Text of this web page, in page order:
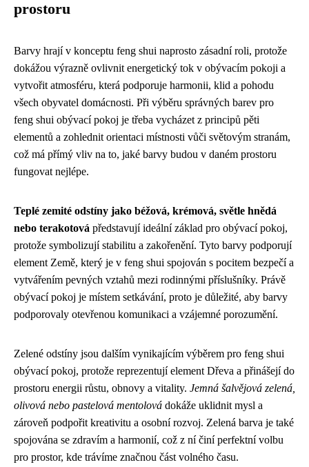
prostoru
Barvy hrají v konceptu feng shui naprosto zásadní roli, protože
dokážou výrazně ovlivnit energetický tok v obývacím pokoji a
vytvořit atmosféru, která podporuje harmonii, klid a pohodu
všech obyvatel domácnosti. Při výběru správných barev pro
feng shui obývací pokoj je třeba vycházet z principů pěti
elementů a zohlednit orientaci místnosti vůči světovým stranám,
což má přímý vliv na to, jaké barvy budou v daném prostoru
fungovat nejlépe.
Teplé zemité odstíny jako béžová, krémová, světle hnědá
nebo terakotová představují ideální základ pro obývací pokoj,
protože symbolizují stabilitu a zakořenění. Tyto barvy podporují
element Země, který je v feng shui spojován s pocitem bezpečí a
vytvářením pevných vztahů mezi rodinnými příslušníky. Právě
obývací pokoj je místem setkávání, proto je důležité, aby barvy
podporovaly otevřenou komunikaci a vzájemné porozumění.
Zelené odstíny jsou dalším vynikajícím výběrem pro feng shui
obývací pokoj, protože reprezentují element Dřeva a přinášejí do
prostoru energii růstu, obnovy a vitality. Jemná šalvějová zelená,
olivová nebo pastelová mentolová dokáže uklidnit mysl a
zároveň podpořit kreativitu a osobní rozvoj. Zelená barva je také
spojována se zdravím a harmonií, což z ní činí perfektní volbu
pro prostor, kde trávíme značnou část volného času.